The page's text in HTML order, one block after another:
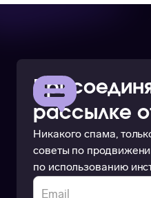
рассылке
Никакого спама,
советы по
по использованию